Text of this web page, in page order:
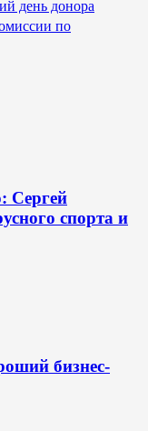
день донора
по
Сергей
спорта и
бизнес-